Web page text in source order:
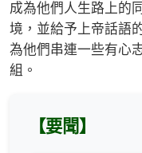
成為他們人生路上的
境，並給予上帝話語
為他們串連一些有心
組。
【要聞】